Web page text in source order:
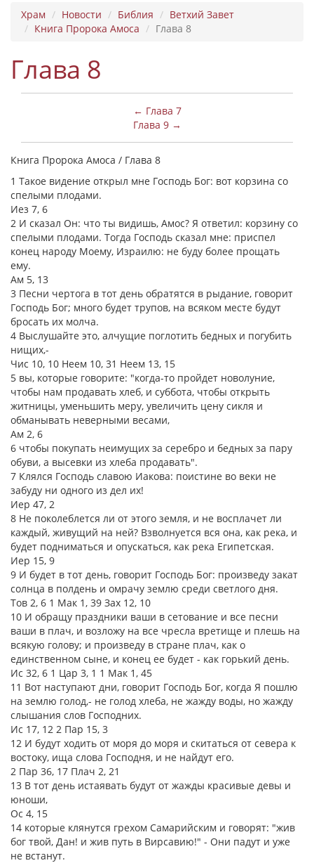
Храм Новости Библия
Ветхий Завет
Книга Пророка Амоса
Глава 8
Глава 8
← Глава 7
Глава 9 →
Книга Пророка Амоса / Глава 8
1 Такое видение открыл мне Господь Бог: вот корзина со
спелыми плодами.
Иез 7, 6
2 И сказал Он: что ты видишь, Амос? Я ответил: корзину со
спелыми плодами. Тогда Господь сказал мне: приспел
конец народу Моему, Израилю: не буду более прощать
ему.
Ам 5, 13
3 Песни чертога в тот день обратятся в рыдание, говорит
Господь Бог; много будет трупов, на всяком месте будут
бросать их молча.
4 Выслушайте это, алчущие поглотить бедных и погубить
нищих,-
Чис 10, 10 Неем 10, 31 Неем 13, 15
5 вы, которые говорите: "когда-то пройдет новолуние,
чтобы нам продавать хлеб, и суббота, чтобы открыть
житницы, уменьшить меру, увеличить цену сикля и
обманывать неверными весами,
Ам 2, 6
6 чтобы покупать неимущих за серебро и бедных за пару
обуви, а высевки из хлеба продавать".
7 Клялся Господь славою Иакова: поистине во веки не
забуду ни одного из дел их!
Иер 47, 2
8 Не поколеблется ли от этого земля, и не восплачет ли
каждый, живущий на ней? Взволнуется вся она, как река, и
будет подниматься и опускаться, как река Египетская.
Иер 15, 9
9 И будет в тот день, говорит Господь Бог: произведу закат
солнца в полдень и омрачу землю среди светлого дня.
Тов 2, 6 1 Мак 1, 39 Зах 12, 10
10 И обращу праздники ваши в сетование и все песни
ваши в плач, и возложу на все чресла вретище и плешь на
всякую голову; и произведу в стране плач, как о
единственном сыне, и конец ее будет - как горький день.
Ис 32, 6 1 Цар 3, 1 1 Мак 1, 45
11 Вот наступают дни, говорит Господь Бог, когда Я пошлю
на землю голод,- не голод хлеба, не жажду воды, но жажду
слышания слов Господних.
Ис 17, 12 2 Пар 15, 3
12 И будут ходить от моря до моря и скитаться от севера к
востоку, ища слова Господня, и не найдут его.
2 Пар 36, 17 Плач 2, 21
13 В тот день истаявать будут от жажды красивые девы и
юноши,
Ос 4, 15
14 которые клянутся грехом Самарийским и говорят: "жив
бог твой, Дан! и жив путь в Вирсавию!" - Они падут и уже
не встанут.